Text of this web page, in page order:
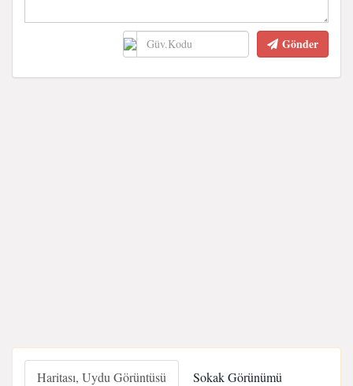
Gönder
Haritası, Uydu Görüntüsü Sokak Görünümü